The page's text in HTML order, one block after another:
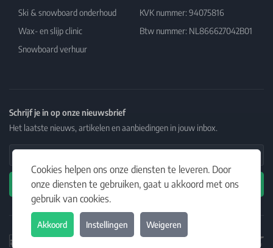
Cookies helpen ons onze diensten te leveren. Door
onze diensten te gebruiken, gaat u akkoord met ons
gebruik van cookies.
Akkoord Instellingen Weigeren
Ski & snowboard onderhoud
Wax- en slijp clinic
Snowboard verhuur
KVK nummer: 94075816
Btw nummer: NL866627042B01
Schrijf je in op onze nieuwsbrief
Het laatste nieuws, artikelen en aanbiedingen in jouw inbox.
Email Address
Abonneren